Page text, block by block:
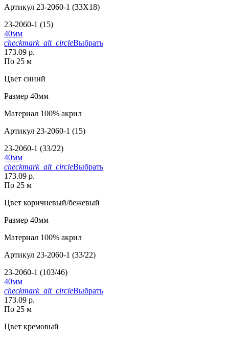
Артикул 23-2060-1 (33X18)
23-2060-1 (15)
40мм
checkmark_alt_circleВыбрать
173.09 р.
По 25 м
Цвет синий
Размер 40мм
Материал 100% акрил
Артикул 23-2060-1 (15)
23-2060-1 (33/22)
40мм
checkmark_alt_circleВыбрать
173.09 р.
По 25 м
Цвет коричневый/бежевый
Размер 40мм
Материал 100% акрил
Артикул 23-2060-1 (33/22)
23-2060-1 (103/46)
40мм
checkmark_alt_circleВыбрать
173.09 р.
По 25 м
Цвет кремовый